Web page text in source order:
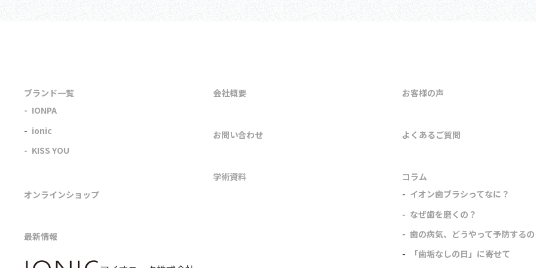
ブランド一覧
IONPA
ionic
KISS YOU
オンラインショップ
最新情報
会社概要
お問い合わせ
学術資料
お客様の声
よくあるご質問
コラム
イオン歯ブラシってなに？
なぜ歯を磨くの？
歯の病気、どうやって予防する
「歯垢なしの日」に寄せて